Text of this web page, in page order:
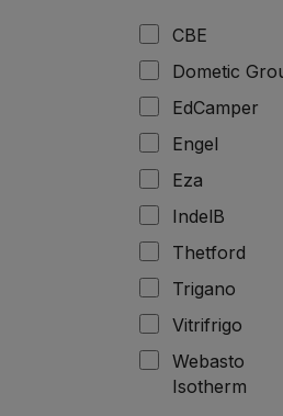
CBE
Dometic
EdCamper
Engel
Eza
IndelB
Thetford
Trigano
Vitrifrigo
Webasto
Isotherm